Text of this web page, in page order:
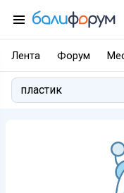
Лента Форум